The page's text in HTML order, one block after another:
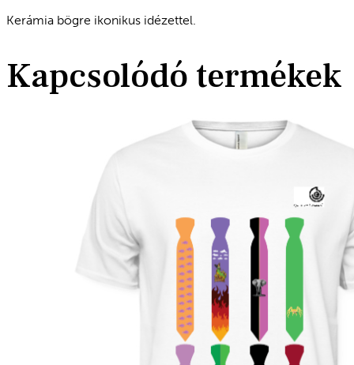
Kerámia bögre ikonikus idézettel.
Kapcsolódó termékek